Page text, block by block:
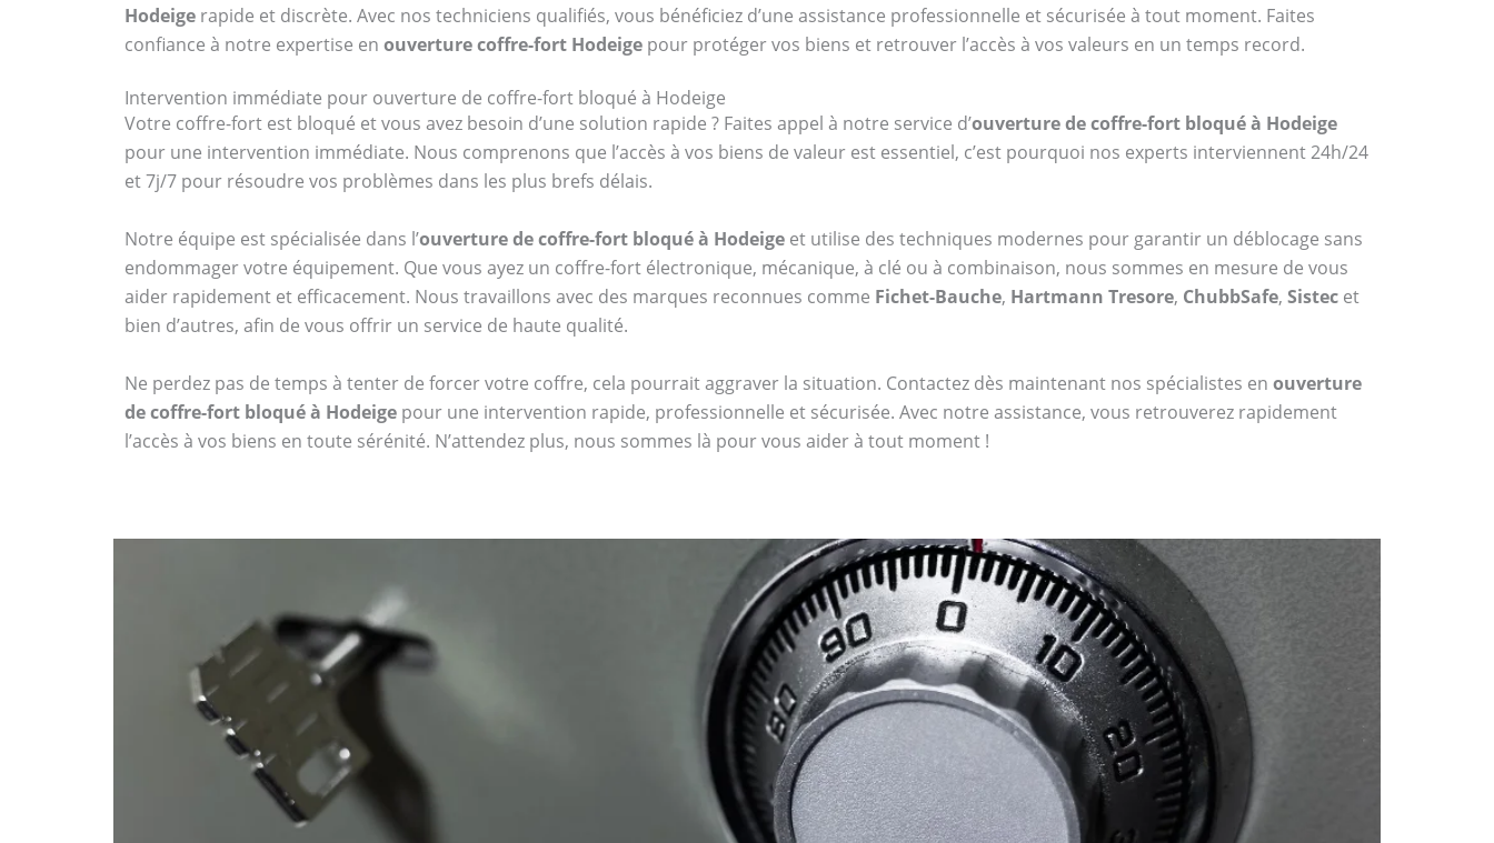
Hodeige rapide et discrète. Avec nos techniciens qualifiés, vous bénéficiez d’une assistance professionnelle et sécurisée à tout moment. Faites
confiance à notre expertise en ouverture coffre-fort Hodeige pour protéger vos biens et retrouver l’accès à vos valeurs en un temps record.
Intervention immédiate pour ouverture de coffre-fort bloqué à Hodeige
Votre coffre-fort est bloqué et vous avez besoin d’une solution rapide ? Faites appel à notre service d’ouverture de coffre-fort bloqué à Hodeige
pour une intervention immédiate. Nous comprenons que l’accès à vos biens de valeur est essentiel, c’est pourquoi nos experts interviennent 24h/24
et 7j/7 pour résoudre vos problèmes dans les plus brefs délais.
Notre équipe est spécialisée dans l’ouverture de coffre-fort bloqué à Hodeige et utilise des techniques modernes pour garantir un déblocage sans
endommager votre équipement. Que vous ayez un coffre-fort électronique, mécanique, à clé ou à combinaison, nous sommes en mesure de vous
aider rapidement et efficacement. Nous travaillons avec des marques reconnues comme Fichet-Bauche, Hartmann Tresore, ChubbSafe, Sistec et
bien d’autres, afin de vous offrir un service de haute qualité.
Ne perdez pas de temps à tenter de forcer votre coffre, cela pourrait aggraver la situation. Contactez dès maintenant nos spécialistes en ouverture
de coffre-fort bloqué à Hodeige pour une intervention rapide, professionnelle et sécurisée. Avec notre assistance, vous retrouverez rapidement
l’accès à vos biens en toute sérénité. N’attendez plus, nous sommes là pour vous aider à tout moment !